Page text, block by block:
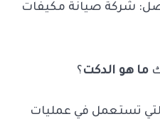
شركة صيانة مكيفات
ما هو الدكت؟
تستعمل في عمليات